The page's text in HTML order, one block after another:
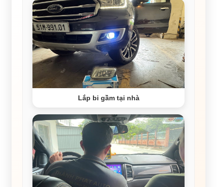
Lắp bi gầm tại nhà